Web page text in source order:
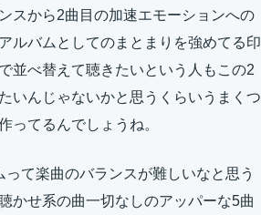
スから2曲目の加速エモーションへの
ルバムとしてのまとまりを強めてる印
並べ替えて聴きたいという人もこの2
いんじゃないかと思うくらいうまくつ
ってるんでしょうね。
て楽曲のバランスが難しいなと思う
かせ系の曲一切なしのアッパーな5曲